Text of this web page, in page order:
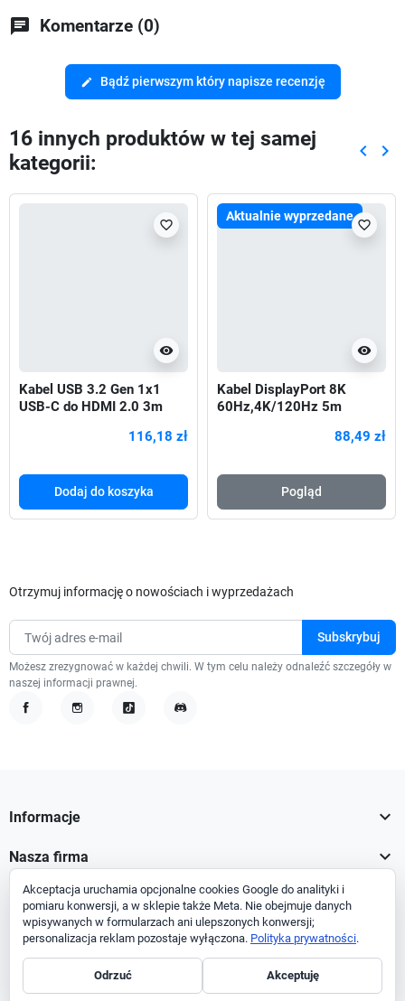
chat Komentarze (0)
edit Bądź pierwszym który napisze recenzję
16 innych produktów w tej samej
kategorii:
keyboard_arrow_left keyboard_arrow_right
visibility
favorite_border
Kabel USB 3.2 Gen 1x1
USB-C do HDMI 2.0 3m
116,18 zł
Dodaj do koszyka
Aktualnie wyprzedane
visibility
favorite_border
Kabel DisplayPort 8K
60Hz,4K/120Hz 5m
88,49 zł
Pogląd
Otrzymuj informację o nowościach i wyprzedażach
Możesz zrezygnować w każdej chwili. W tym celu należy odnaleźć szczegóły w
naszej informacji prawnej.
Informacje 
Nasza firma 
Twoje konto
Informacja o sklepie
FacebookInstagramTikTok Discord
Akceptacja uruchamia opcjonalne cookies Google do analityki i
pomiaru konwersji, a w sklepie także Meta. Nie obejmuje danych
wpisywanych w formularzach ani ulepszonych konwersji;
personalizacja reklam pozostaje wyłączona. Polityka prywatności.
Odrzuć Akceptuję